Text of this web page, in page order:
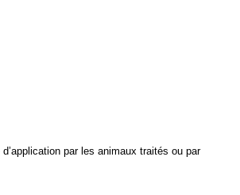
par les animaux traités ou par